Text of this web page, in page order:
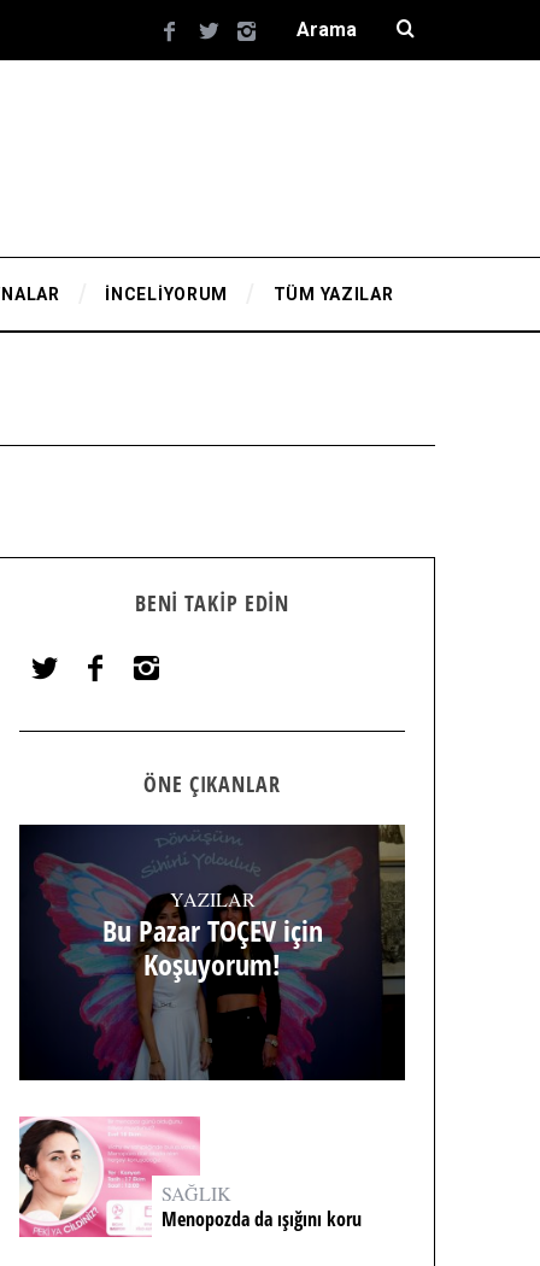
İNCELİYORUM TÜM YAZILAR
BENI TAKIP EDIN
ÖNE ÇIKANLAR
YAZILAR
Bu Pazar TOÇEV için
Koşuyorum!
SAĞLIK
Menopozda da ışığını koru